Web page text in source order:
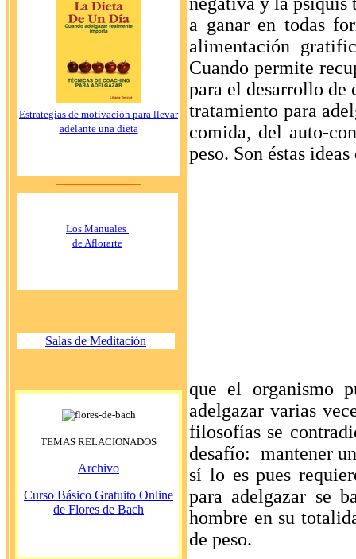
Estrategias de motivación para llevar
adelante una dieta
Los Manuales
de Aflorarte
Salas de Meditación
TEMAS RELACIONADOS
Archivo
Curso Básico Gratuito Online
de Flores de Bach
a ganar en todas
alimentación
Cuando permite
para el desarrollo de
tratamiento para
comida, del auto-
peso. Son éstas
que el organismo
adelgazar varias
filosofías se
desafío: mantener
sí lo es pues
para adelgazar se
hombre en su
de peso.